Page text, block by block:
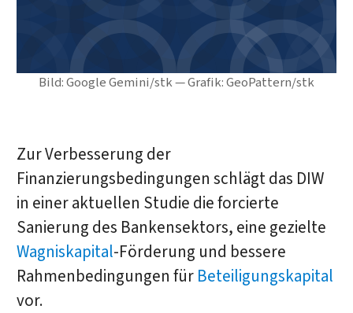
Bild: Google Gemini/stk — Grafik: GeoPattern/stk
Zur Verbesserung der
Finanzierungsbedingungen schlägt das DIW
in einer aktuellen Studie die forcierte
Sanierung des Bankensektors, eine gezielte
Wagniskapital-Förderung und bessere
Rahmenbedingungen für Beteiligungskapital
vor.